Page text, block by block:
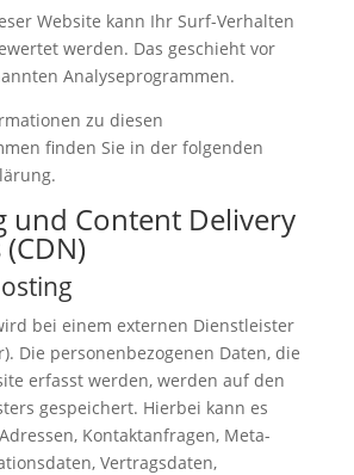
Website kann Ihr Surf-Verhalten
werden. Das geschieht vor
Analyseprogrammen.
zu diesen
finden Sie in der folgenden
und Content Delivery
bei einem externen Dienstleister
Die personenbezogenen Daten, die
erfasst werden, werden auf den
gespeichert. Hierbei kann es
Kontaktanfragen, Meta-
Vertragsdaten,